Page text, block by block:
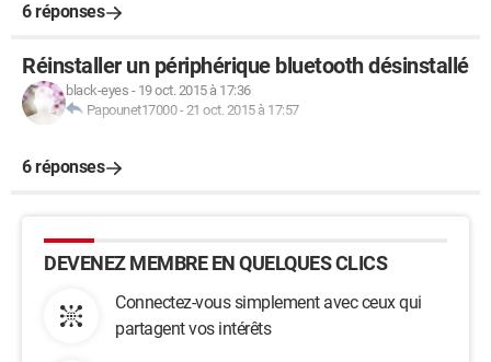
6 réponses
Réinstaller un périphérique bluetooth désinstallé
black-eyes - 19 oct. 2015 à 17:36
Papounet17000-21 oct. 2015 à 17:57
6 réponses
DEVENEZ MEMBRE EN QUELQUES CLICS
Connectez-vous simplement avec ceux qui
partagent vos intérêts